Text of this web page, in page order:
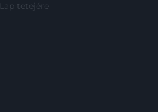
Lap tetejére